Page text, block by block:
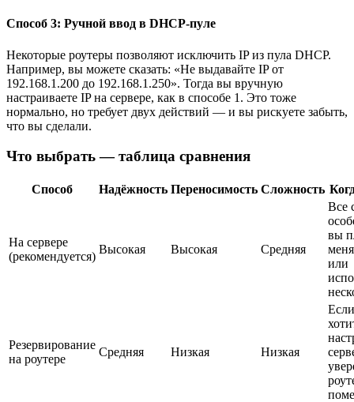
Способ 3: Ручной ввод в DHCP-пуле
Некоторые роутеры позволяют исключить IP из пула DHCP.
Например, вы можете сказать: «Не выдавайте IP от
192.168.1.200 до 192.168.1.250». Тогда вы вручную
настраиваете IP на сервере, как в способе 1. Это тоже
нормально, но требует двух действий — и вы рискуете забыть,
что вы сделали.
Что выбрать — таблица сравнения
Способ Надёжность Переносимость Сложность
На сервере
(рекомендуется)
Высокая Высокая Средняя
Все
вы
или
Резервирование
на роутере
Средняя Низкая Низкая